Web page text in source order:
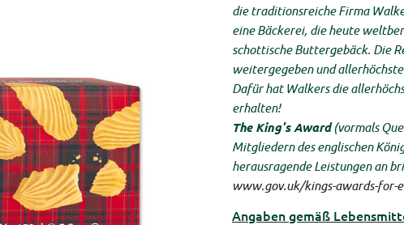
die traditionsreiche Firma
eine Bäckerei, die heute
schottische Buttergebäck. Die
weitergegeben und
Dafür hat Walkers die
erhalten!
The King's Award(vormals
Mitgliedern des englischen
herausragende Leistungen an
www.gov.uk/kings-awards-for-
Angaben gemäß